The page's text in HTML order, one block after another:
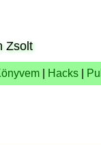
Zsolt
Hacks